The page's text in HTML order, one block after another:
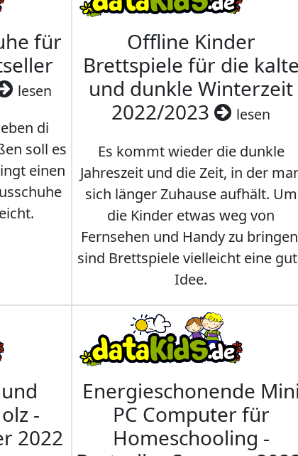
für
lesen
di
soll es
einen
Offline Kinder
Brettspiele für die kalte
und dunkle Winterzeit
2022/2023
lesen
Es kommt wieder die dunkle
Jahreszeit und die Zeit, in der
sich länger Zuhause aufhält. Um
die Kinder etwas weg von
Fernsehen und Handy zu
sind Brettspiele vielleicht eine
Idee.
-
2022
Energieschonende Mini
PC Computer für
Homeschooling -